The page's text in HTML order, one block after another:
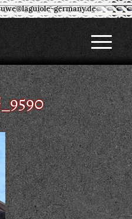
uwe@laguiole-germany.de